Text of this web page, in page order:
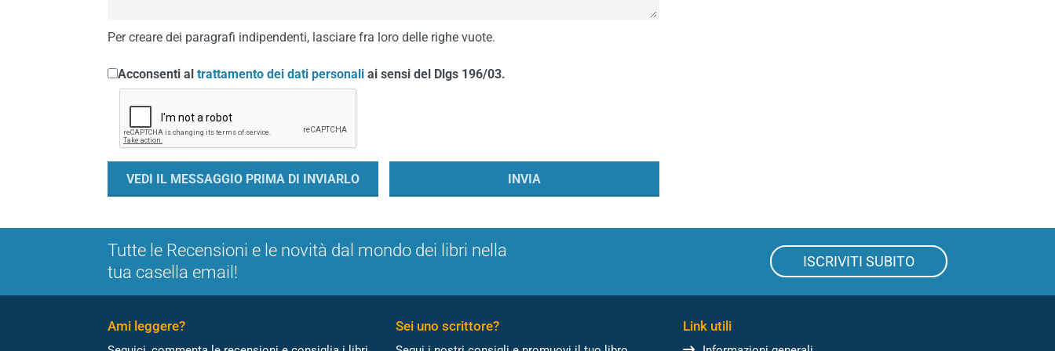
Per creare dei paragrafi indipendenti, lasciare fra loro delle righe vuote.
Acconsenti al trattamento dei dati personali ai sensi del Dlgs 196/03.
Tutte le Recensioni e le novità dal mondo dei libri nella
tua casella email!
ISCRIVITI SUBITO
Ami leggere? Sei uno scrittore? Link utili